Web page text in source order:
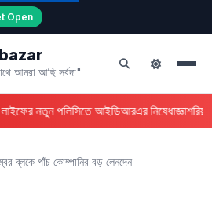
Open
আমরা আছি সর্বদা"
নতুন পলিসিতে আইডিআরএর নিষেধাজ্ঞা
ব্লকে পাঁচ কোম্পানির বড় লেনদেন